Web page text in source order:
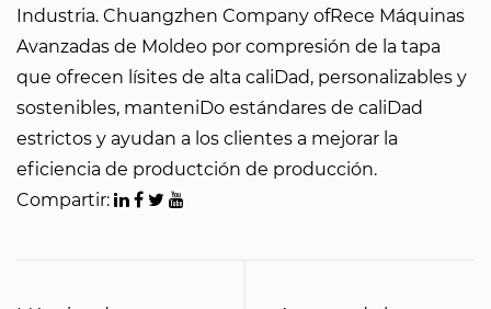
Industria. Chuangzhen Company ofRece Máquinas
Avanzadas de Moldeo por compresión de la tapa
que ofrecen lísites de alta caliDad, personalizables y
sostenibles, manteniDo estándares de caliDad
estrictos y ayudan a los clientes a mejorar la
eficiencia de productción de producción.
Compartir: